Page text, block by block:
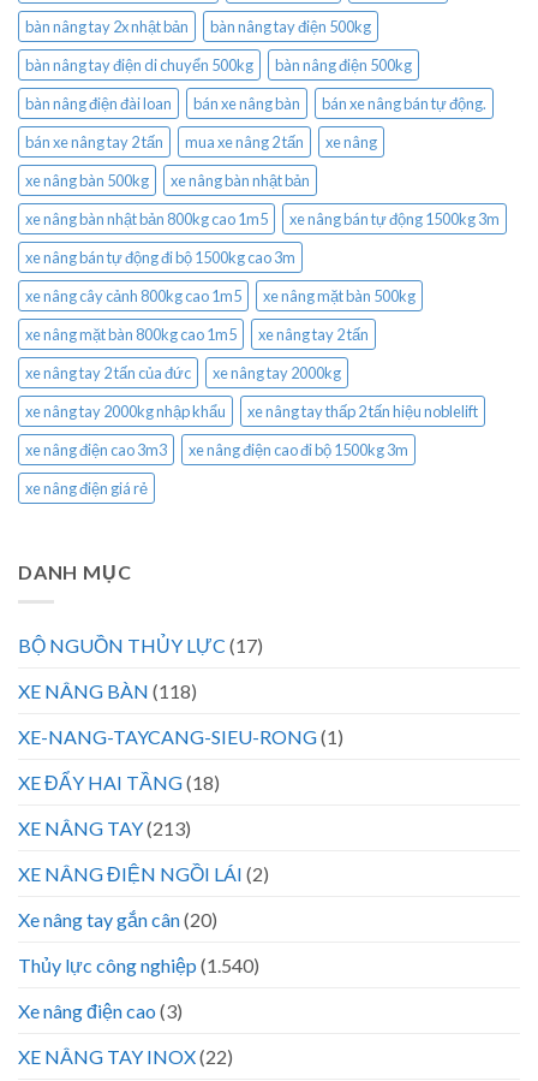
bàn nâng tay 2x nhật bản
bàn nâng tay điện 500kg
bàn nâng tay điện di chuyển 500kg
bàn nâng điện 500kg
bàn nâng điện đài loan
bán xe nâng bàn
bán xe nâng bán tự động.
bán xe nâng tay 2 tấn
mua xe nâng 2 tấn
xe nâng
xe nâng bàn 500kg
xe nâng bàn nhật bản
xe nâng bàn nhật bản 800kg cao 1m5
xe nâng bán tự động 1500kg 3m
xe nâng bán tự động đi bộ 1500kg cao 3m
xe nâng cây cảnh 800kg cao 1m5
xe nâng mặt bàn 500kg
xe nâng mặt bàn 800kg cao 1m5
xe nâng tay 2 tấn
xe nâng tay 2 tấn của đức
xe nâng tay 2000kg
xe nâng tay 2000kg nhập khẩu
xe nâng tay thấp 2 tấn hiệu noblelift
xe nâng điện cao 3m3
xe nâng điện cao đi bộ 1500kg 3m
xe nâng điện giá rẻ
DANH MỤC
BỘ NGUỒN THỦY LỰC (17)
XE NÂNG BÀN (118)
XE-NANG-TAYCANG-SIEU-RONG(1)
XE ĐẨY HAI TẦNG(18)
XE NÂNG TAY(213)
XE NÂNG ĐIỆN NGỒI LÁI (2)
Xe nâng tay gắn cân(20)
Thủy lực công nghiệp (1.540)
Xe nâng điện cao (3)
XE NÂNG TAY INOX(22)